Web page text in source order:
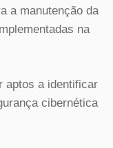
a manutenção da
na
aptos a identificar
cibernética